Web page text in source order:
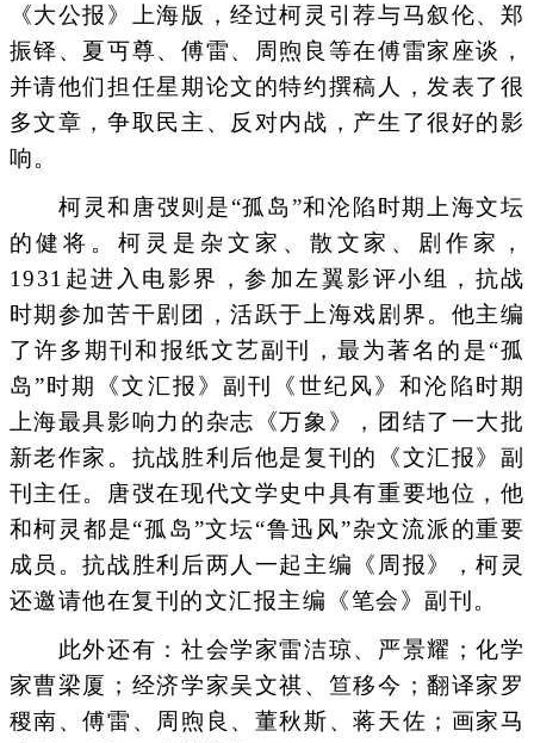
《大公报》上海版，经过柯灵引荐与马叙伦、郑
振铎、夏丏尊、傅雷、周煦良等在傅雷家座谈，
并请他们担任星期论文的特约撰稿人，发表了很
多文章，争取民主、反对内战，产生了很好的影
响。
柯灵和唐弢则是“孤岛”和沦陷时期上海文坛
的健将。柯灵是杂文家、散文家、剧作家，
1931起进入电影界，参加左翼影评小组，抗战
时期参加苦干剧团，活跃于上海戏剧界。他主编
了许多期刊和报纸文艺副刊，最为著名的是“孤
岛”时期《文汇报》副刊《世纪风》和沦陷时期
上海最具影响力的杂志《万象》，团结了一大批
新老作家。抗战胜利后他是复刊的《文汇报》副
刊主任。唐弢在现代文学史中具有重要地位，他
和柯灵都是“孤岛”文坛“鲁迅风”杂文流派的重要
成员。抗战胜利后两人一起主编《周报》，柯灵
还邀请他在复刊的文汇报主编《笔会》副刊。
此外还有：社会学家雷洁琼、严景耀；化学
家曹梁厦；经济学家吴文祺、笪移今；翻译家罗
稷南、傅雷、周煦良、董秋斯、蒋天佐；画家马